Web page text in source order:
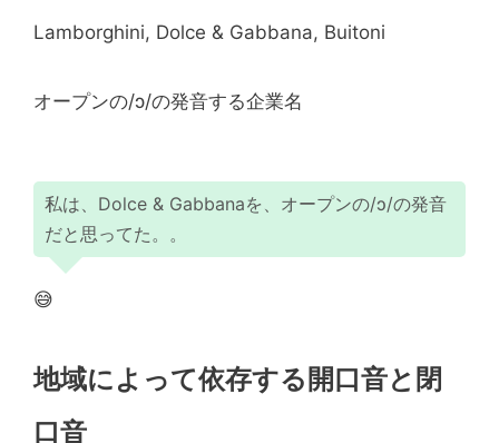
Lamborghini, Dolce & Gabbana, Buitoni
オープンの/ɔ/の発音する企業名
私は、Dolce & Gabbanaを、オープンの/ɔ/の発音
だと思ってた。。
😅
地域によって依存する開口音と閉
口音